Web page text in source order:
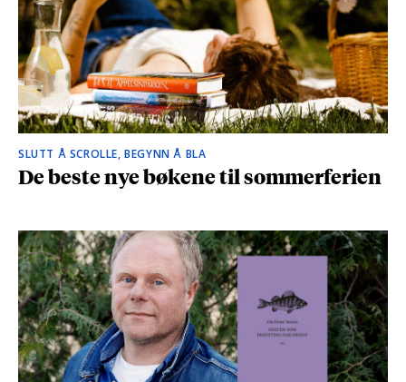
SLUTT Å SCROLLE, BEGYNN Å BLA
De beste nye bøkene til sommerferien